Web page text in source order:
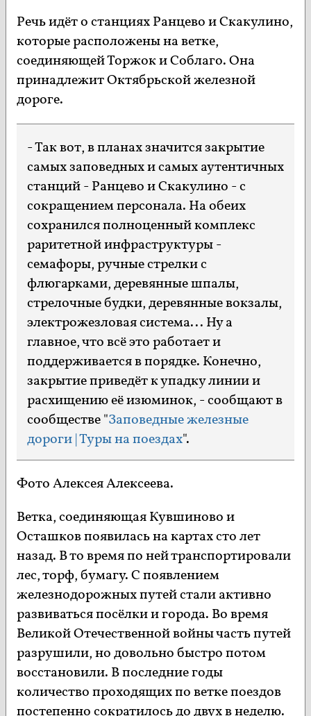
Речь идёт о станциях Ранцево и Скакулино,
которые расположены на ветке,
соединяющей Торжок и Соблаго. Она
принадлежит Октябрьской железной
дороге.
- Так вот, в планах значится закрытие
самых заповедных и самых аутентичных
станций - Ранцево и Скакулино - с
сокращением персонала. На обеих
сохранился полноценный комплекс
раритетной инфраструктуры -
семафоры, ручные стрелки с
флюгарками, деревянные шпалы,
стрелочные будки, деревянные вокзалы,
электрожезловая система... Ну а
главное, что всё это работает и
поддерживается в порядке. Конечно,
закрытие приведёт к упадку линии и
расхищению её изюминок, - сообщают в
сообществе "Заповедные железные
дороги | Туры на поездах".
Фото Алексея Алексеева.
Ветка, соединяющая Кувшиново и
Осташков появилась на картах сто лет
назад. В то время по ней транспортировали
лес, торф, бумагу. С появлением
железнодорожных путей стали активно
развиваться посёлки и города. Во время
Великой Отечественной войны часть путей
разрушили, но довольно быстро потом
восстановили. В последние годы
количество проходящих по ветке поездов